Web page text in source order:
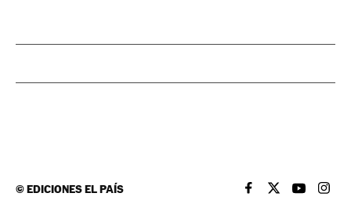
©EDICIONES EL PAÍS EL PAÍS BRASIL EN
EL PAÍSEL PAÍS
EL